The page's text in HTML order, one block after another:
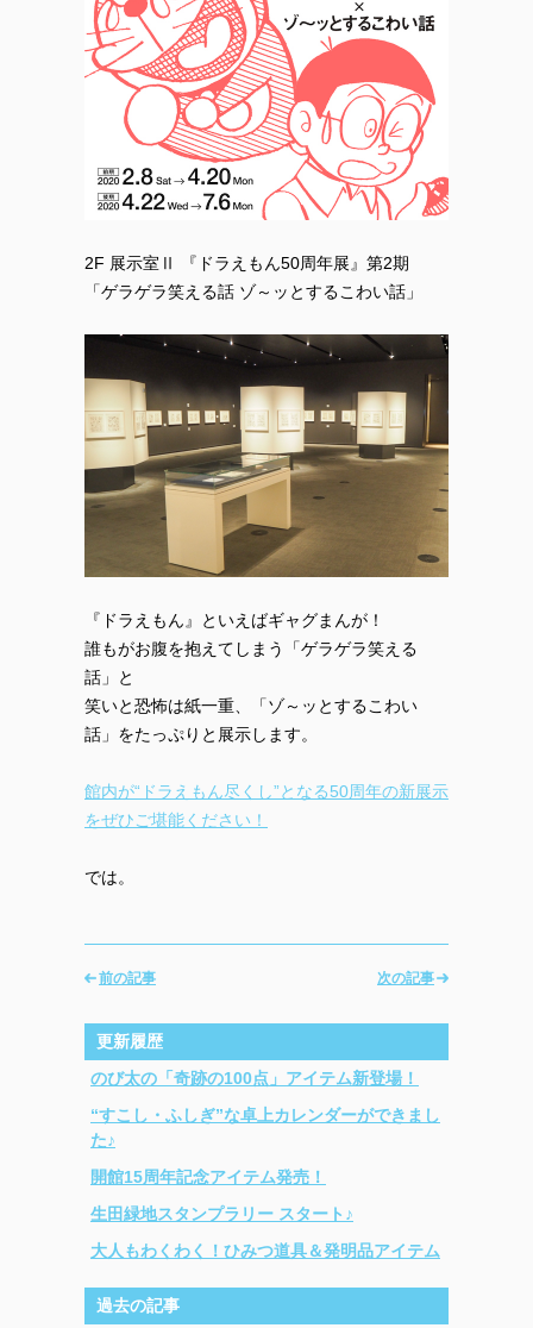
2F 展示室Ⅱ 『ドラえもん50周年展』第2期
「ゲラゲラ笑える話 ゾ～ッとするこわい話」
『ドラえもん』といえばギャグまんが！
誰もがお腹を抱えてしまう「ゲラゲラ笑える
話」と
笑いと恐怖は紙一重、「ゾ～ッとするこわい
話」をたっぷりと展示します。
館内が“ドラえもん尽くし”となる50周年の新展示
をぜひご堪能ください！
では。
次の記事
前の記事
更新履歴
のび太の「奇跡の100点」アイテム新登場！
“すこし・ふしぎ”な卓上カレンダーができまし
た♪
開館15周年記念アイテム発売！
生田緑地スタンプラリー スタート♪
大人もわくわく！ひみつ道具＆発明品アイテム
過去の記事